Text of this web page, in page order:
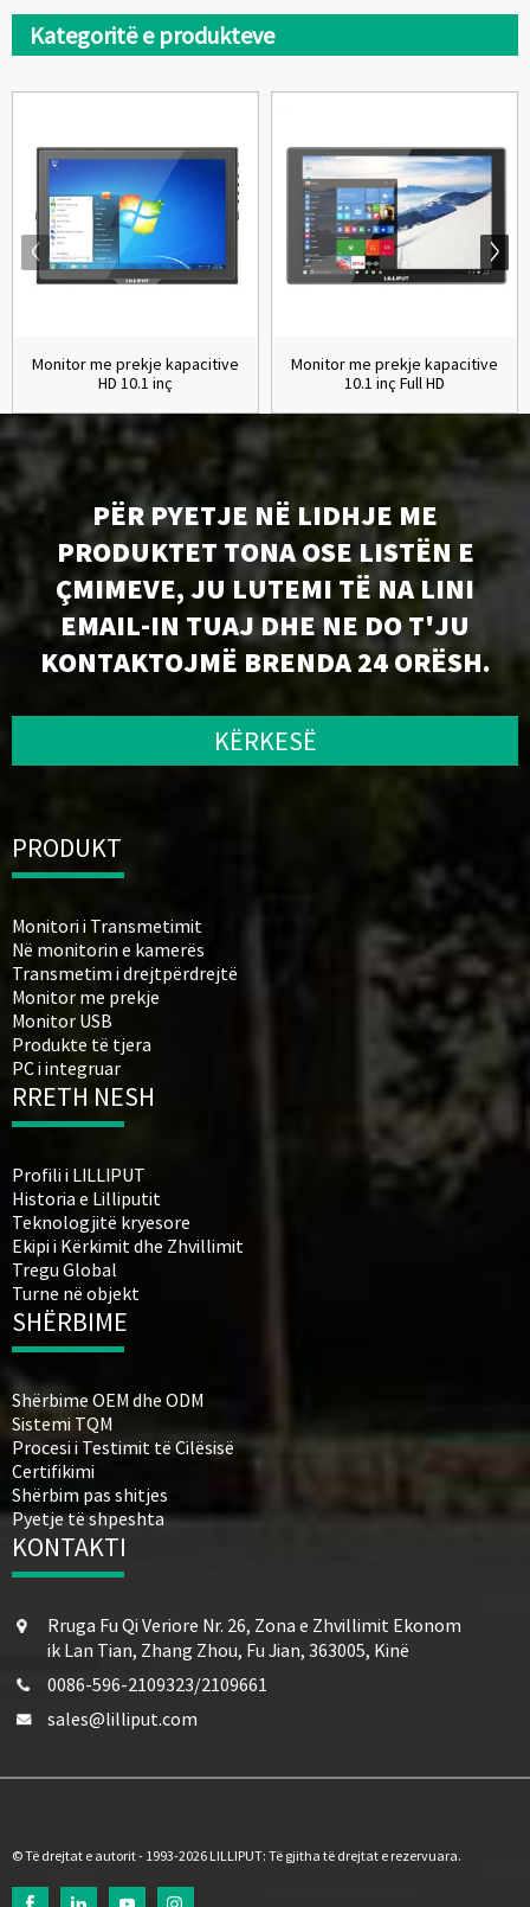
Kategoritë e produkteve
Monitor me prekje kapacitive
HD 10.1 inç
Monitor me prekje kapacitive
10.1 inç Full HD
PËR PYETJE NË LIDHJE ME
PRODUKTET TONA OSE LISTËN E
ÇMIMEVE, JU LUTEMI TË NA LINI
EMAIL-IN TUAJ DHE NE DO T'JU
KONTAKTOJMË BRENDA 24 ORËSH.
KËRKESË
PRODUKT
Monitori i Transmetimit
Në monitorin e kamerës
Transmetim i drejtpërdrejtë
Monitor me prekje
Monitor USB
Produkte të tjera
PC i integruar
RRETH NESH
Profili i LILLIPUT
Historia e Lilliputit
Teknologjitë kryesore
Ekipi i Kërkimit dhe Zhvillimit
Tregu Global
Turne në objekt
SHËRBIME
Shërbime OEM dhe ODM
Sistemi TQM
Procesi i Testimit të Cilësisë
Certifikimi
Shërbim pas shitjes
Pyetje të shpeshta
KONTAKTI
Rruga Fu Qi Veriore Nr. 26, Zona e Zhvillimit Ekonom
ik Lan Tian, ​​Zhang Zhou, Fu Jian, 363005, Kinë
0086-596-2109323/2109661
sales@lilliput.com
© Të drejtat e autorit - 1993-2026 LILLIPUT: Të gjitha të drejtat e rezervuara.